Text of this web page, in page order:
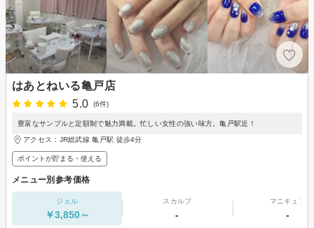
はあとねいる亀戸店
5.0
(6件)
豊富なサンプルと定額制で魅力満載。忙しい女性の強い味方。亀戸駅近！
アクセス：JR総武線 亀戸駅 徒歩4分
ポイントが貯まる・使える
メニュー別参考価格
ジェル
￥3,850～
スカルプ
-
マニキュア
-